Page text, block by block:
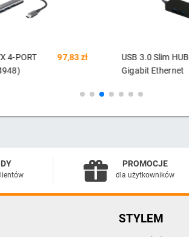
3 Port +
101,36 zł
I-TEC USB-C
Port passive
PROMOCJE
dla użytkowników
STYLEM